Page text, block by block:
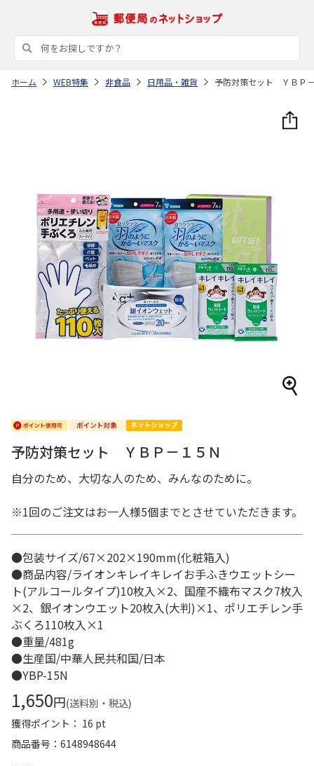
ホーム WEB特集 非食品 日用品・雑貨 予防対策セット ＹＢＰ
予防対策セット ＹＢＰ－１５Ｎ
自分のため、大切な人のため、みんなのために。
※1回のご注文はお一人様5個までとさせていただきます。
●包装サイズ/67×202×190mm(化粧箱入)
●商品内容/ライオンキレイキレイお手ふきウエットシー
ト(アルコールタイプ)10枚入×2、国産不織布マスク7枚入
×2、銀イオンウエット20枚入(大判)×1、ポリエチレン手
ぶくろ110枚入×1
●重量/481g
●生産国/中華人民共和国/日本
●YBP-15N
1,650円(送料別・税込)
獲得ポイント： 16 pt
商品番号
6148948644